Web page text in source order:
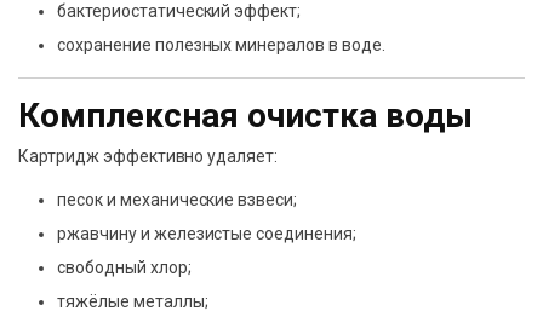
бактериостатический эффект;
сохранение полезных минералов в воде.
Комплексная очистка воды
Картридж эффективно удаляет:
песок и механические взвеси;
ржавчину и железистые соединения;
свободный хлор;
тяжёлые металлы;